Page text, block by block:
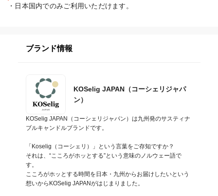
・日本国内でのみご利用いただけます。
ブランド情報
KOSelig JAPAN（コーシェリジャパ
ン）
KOSelig JAPAN（コーシェリジャパン）は九州発のサスティナ
ブルキャンドルブランドです。
「Koselig（コーシェリ）」という言葉をご存知ですか？
それは、“こころがホッとする”という意味のノルウェー語で
す。
こころがホッとする時間を日本・九州からお届けしたいという
想いからKOSelig JAPANがはじまりました。